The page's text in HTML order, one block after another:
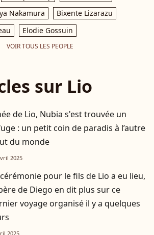
Nakamura
Bixente Lizarazu
Elodie Gossuin
VOIR TOUS LES PEOPLE
sur Lio
de Lio, Nubia s'est trouvée un
: un petit coin de paradis à l’autre
du monde
2025
pour le fils de Lio a eu lieu,
de Diego en dit plus sur ce
voyage organisé il y a quelques
2025